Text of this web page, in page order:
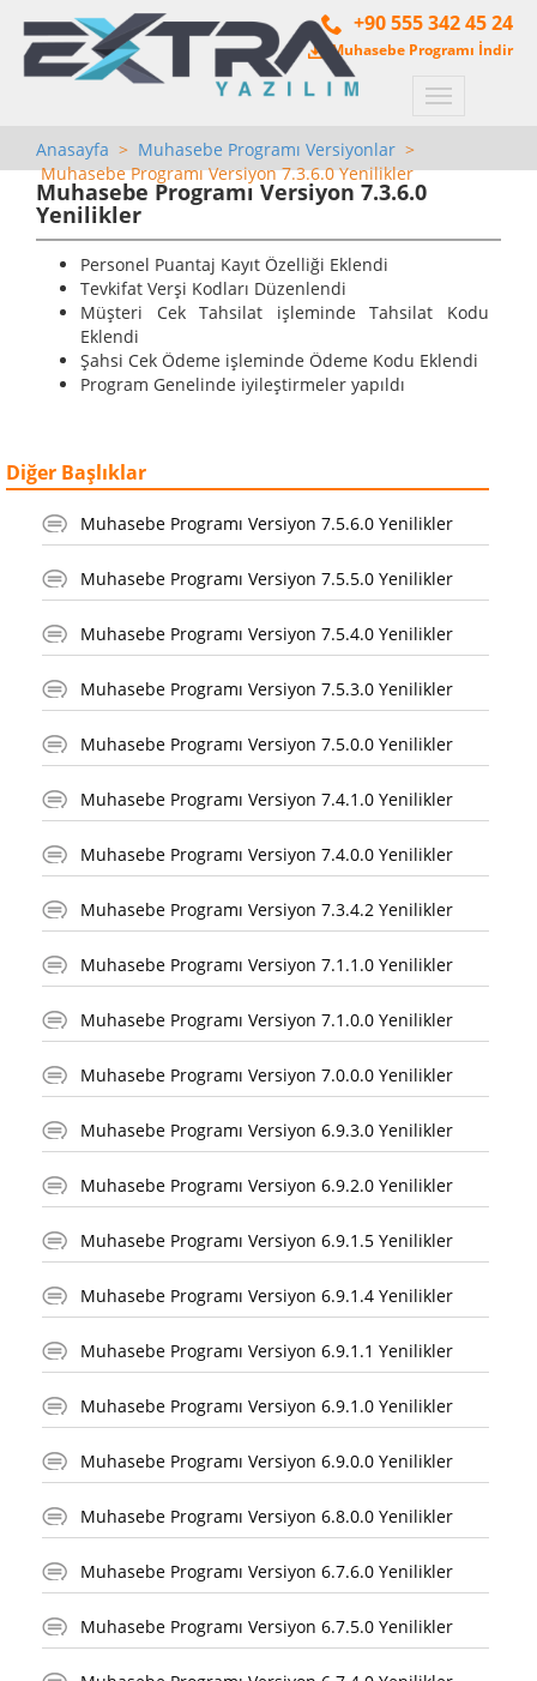
+90 555 342 45 24
Muhasebe Programı İndir
Menü
Anasayfa > Muhasebe Programı Versiyonlar >
Muhasebe Programı Versiyon 7.3.6.0 Yenilikler
Muhasebe Programı Versiyon 7.3.6.0
Yenilikler
Personel Puantaj Kayıt Özelliği Eklendi
Tevkifat Verşi Kodları Düzenlendi
Müşteri Cek Tahsilat işleminde Tahsilat Kodu
Eklendi
Şahsi Cek Ödeme işleminde Ödeme Kodu Eklendi
Program Genelinde iyileştirmeler yapıldı
Diğer Başlıklar
Muhasebe Programı Versiyon 7.5.6.0 Yenilikler
Muhasebe Programı Versiyon 7.5.5.0 Yenilikler
Muhasebe Programı Versiyon 7.5.4.0 Yenilikler
Muhasebe Programı Versiyon 7.5.3.0 Yenilikler
Muhasebe Programı Versiyon 7.5.0.0 Yenilikler
Muhasebe Programı Versiyon 7.4.1.0 Yenilikler
Muhasebe Programı Versiyon 7.4.0.0 Yenilikler
Muhasebe Programı Versiyon 7.3.4.2 Yenilikler
Muhasebe Programı Versiyon 7.1.1.0 Yenilikler
Muhasebe Programı Versiyon 7.1.0.0 Yenilikler
Muhasebe Programı Versiyon 7.0.0.0 Yenilikler
Muhasebe Programı Versiyon 6.9.3.0 Yenilikler
Muhasebe Programı Versiyon 6.9.2.0 Yenilikler
Muhasebe Programı Versiyon 6.9.1.5 Yenilikler
Muhasebe Programı Versiyon 6.9.1.4 Yenilikler
Muhasebe Programı Versiyon 6.9.1.1 Yenilikler
Muhasebe Programı Versiyon 6.9.1.0 Yenilikler
Muhasebe Programı Versiyon 6.9.0.0 Yenilikler
Muhasebe Programı Versiyon 6.8.0.0 Yenilikler
Muhasebe Programı Versiyon 6.7.6.0 Yenilikler
Muhasebe Programı Versiyon 6.7.5.0 Yenilikler